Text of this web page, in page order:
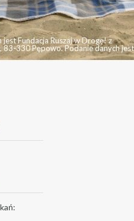
Fundacja Ruszaj w Drogę! z
83-330 Pępowo. Podanie danych jest